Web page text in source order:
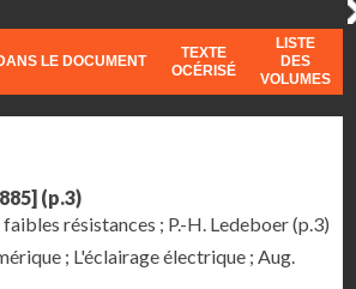
LE DOCUMENT
TEXTE
OCÉRISÉ
LISTE
DES
VOLUMES
(p.3)
faibles résistances ; P.-H. Ledeboer(p.3)
; L'éclairage électrique ; Aug.